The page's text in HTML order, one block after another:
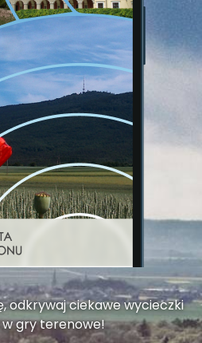
odkrywaj ciekawe wycieczki
w gry terenowe!